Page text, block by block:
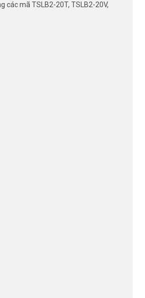
các mã TSLB2-20T, TSLB2-20V,